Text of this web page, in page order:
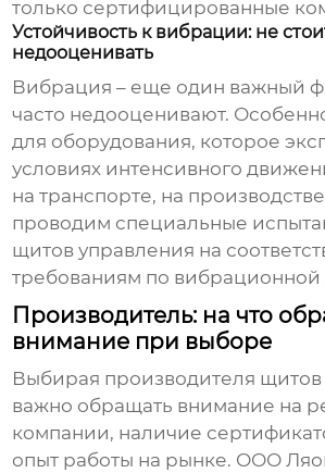
только сертифицированные
Устойчивость к вибрации: не
недооценивать
Вибрация – еще один важный
часто недооценивают.
для оборудования, которое
условиях интенсивного
на транспорте, на
проводим специальные
щитов управления на
требованиям по вибрационной
Производитель: на что
внимание при выборе
Выбирая производителя щитов
важно обращать внимание на
компании, наличие
опыт работы на рынке. ООО